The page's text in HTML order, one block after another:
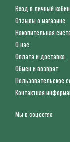
Вход в личный
Отзывы о магазине
Накопительная
О нас
Оплата и доставка
Обмен и возврат
Пользовательское
Контактная
Мы в соцсетях